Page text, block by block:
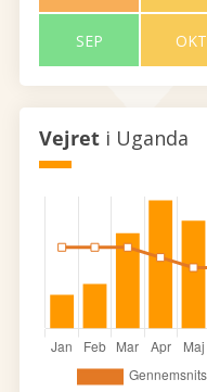
SEP OKT
Vejret i Uganda